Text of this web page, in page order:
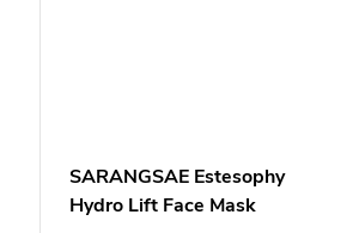
SARANGSAE Estesophy
Hydro Lift Face Mask